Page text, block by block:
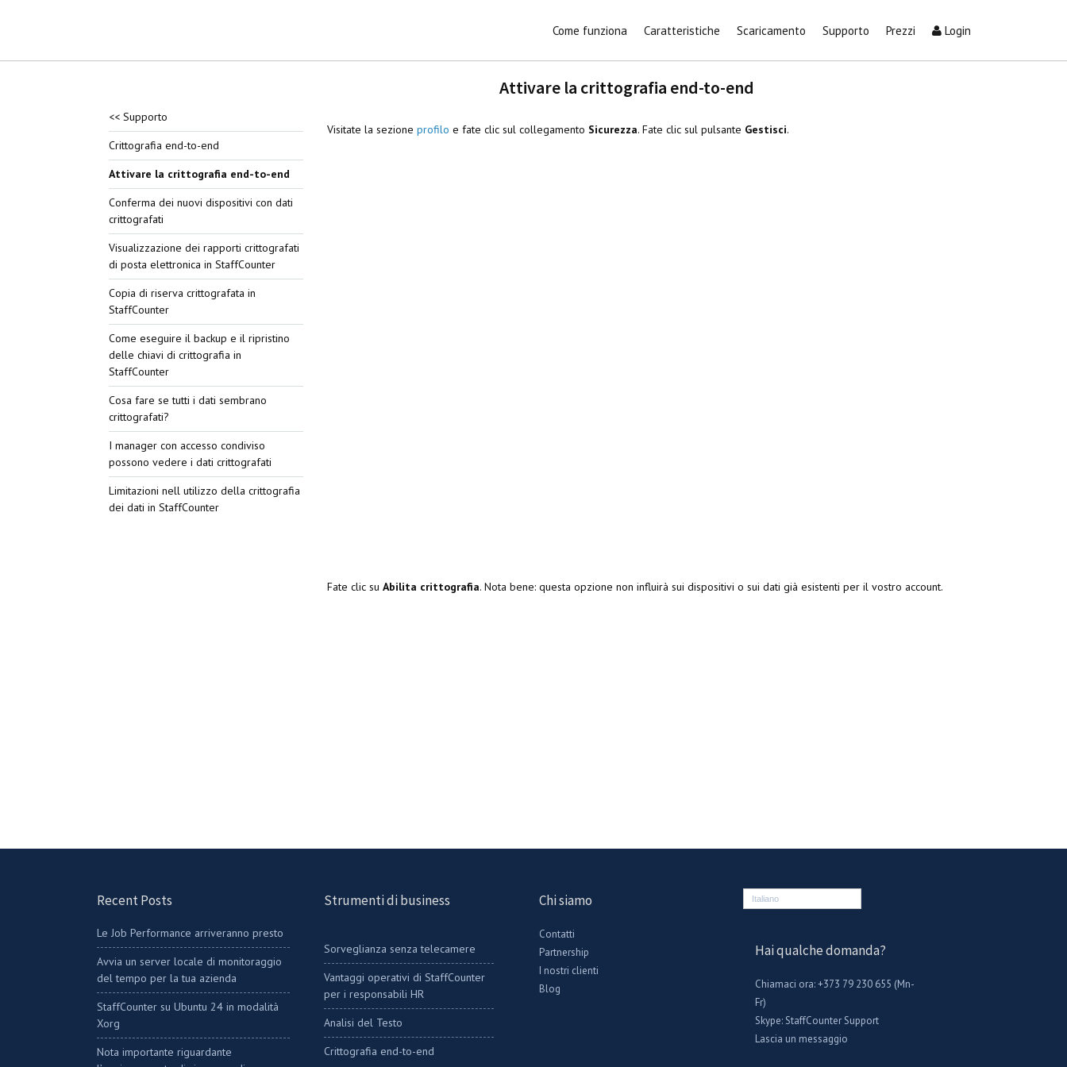
Come funziona Caratteristiche Scaricamento Supporto Prezzi Login
<< Supporto
Crittografia end-to-end
Attivare la crittografia end-to-end
Conferma dei nuovi dispositivi con dati
crittografati
Visualizzazione dei rapporti crittografati
di posta elettronica in StaffCounter
Copia di riserva crittografata in
StaffCounter
Come eseguire il backup e il ripristino
delle chiavi di crittografia in
StaffCounter
Cosa fare se tutti i dati sembrano
crittografati?
I manager con accesso condiviso
possono vedere i dati crittografati
Limitazioni nell utilizzo della crittografia
dei dati in StaffCounter
Attivare la crittografia end-to-end
Visitate la sezione profilo e fate clic sul collegamento Sicurezza. Fate clic sul pulsante Gestisci.
Fate clic su Abilita crittografia. Nota bene: questa opzione non influirà sui dispositivi o sui dati già esistenti per il vostro account.
Recent Posts
Le Job Performance arriveranno presto
Avvia un server locale di monitoraggio
del tempo per la tua azienda
StaffCounter su Ubuntu 24 in modalità
Xorg
Nota importante riguardante
Strumenti di business
Sorveglianza senza telecamere
Vantaggi operativi di StaffCounter
per i responsabili HR
Analisi del Testo
Crittografia end-to-end
Chi siamo
Contatti
Partnership
I nostri clienti
Blog
Italiano
Hai qualche domanda?
Chiamaci ora: +373 79 230 655 (Mn-
Fr)
Skype:StaffCounter Support
Lascia un messaggio